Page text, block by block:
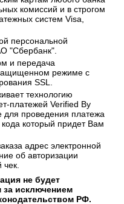
комиссий и в строгом
систем Visa,
персональной
"Сбербанк".
и передача
режиме с
SSL.
технологию
платежей Verified By
для проведения платежа
который придет Вам
адрес электронной
об авторизации
чек.
не будет
за исключением
РФ.